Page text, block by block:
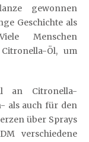
gewonnen
Geschichte als
Menschen
Öl, um
an Citronella-
als auch für den
über Sprays
verschiedene